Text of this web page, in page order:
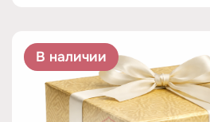
В наличии